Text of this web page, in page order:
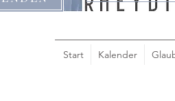
Start Kalender